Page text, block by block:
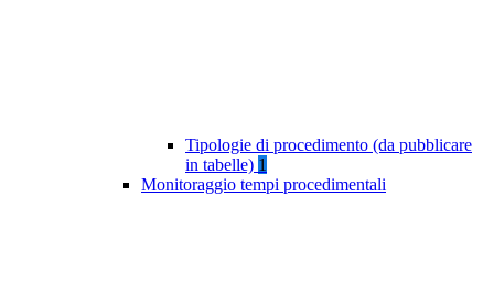
Tipologie di procedimento (da pubblicare
in tabelle) 1
Monitoraggio tempi procedimentali